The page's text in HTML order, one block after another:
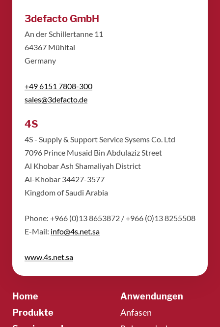
3defacto GmbH
An der Schillertanne 11
​64367 Mühltal
​Germany
+49 6151 7808-300
sales@3defacto.de
4S
4S - Supply & Support Service Sysems Co. Ltd
​7096 Prince Musaid Bin Abdulaziz Street
​Al Khobar Ash Shamaliyah District
​Al-Khobar 34427-3577
​Kingdom of Saudi Arabia
Phone: +966 (0)13 8653872 / +966 (0)13 8255508
​E-Mail: info@4s.net.sa
www.4s.net.sa
Home
Produkte
Anwendungen
Anfasen